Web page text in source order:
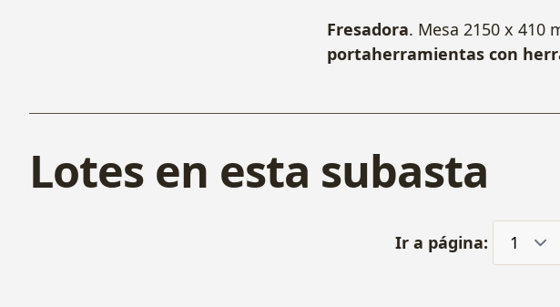
Fresadora. Mesa 2150 x 410
portaherramientas con
Lotes en esta subasta
Ir a página: